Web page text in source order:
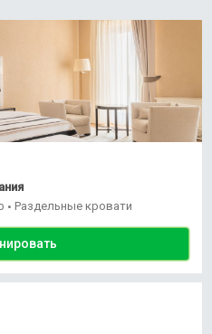
• Раздельные кровати